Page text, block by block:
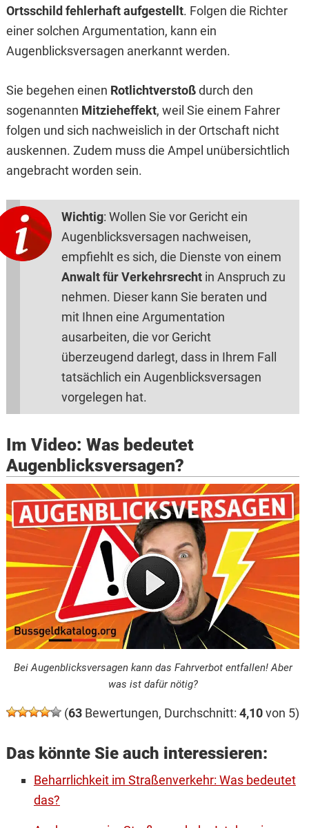
Ortsschild fehlerhaft aufgestellt. Folgen die Richter
einer solchen Argumentation, kann ein
Augenblicksversagen anerkannt werden.
Sie begehen einen Rotlichtverstoßdurch den
sogenannten Mitzieheffekt, weil Sie einem Fahrer
folgen und sich nachweislich in der Ortschaft nicht
auskennen. Zudem muss die Ampel unübersichtlich
angebracht worden sein.
Wichtig: Wollen Sie vor Gericht ein
Augenblicksversagen nachweisen,
empfiehlt es sich, die Dienste von einem
Anwalt für Verkehrsrechtin Anspruch zu
nehmen. Dieser kann Sie beraten und
mit Ihnen eine Argumentation
ausarbeiten, die vor Gericht
überzeugend darlegt, dass in Ihrem Fall
tatsächlich ein Augenblicksversagen
vorgelegen hat.
Im Video: Was bedeutet
Augenblicksversagen?
Bei Augenblicksversagen kann das Fahrverbot entfallen! Aber
was ist dafür nötig?
(63Bewertungen, Durchschnitt: 4,10von 5)
Das könnte Sie auch interessieren:
Beharrlichkeit im Straßenverkehr: Was bedeutet
das?